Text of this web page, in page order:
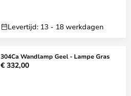
Levertijd: 13 - 18 werkdagen
304Ca Wandlamp Geel - Lampe Gras
€ 332,00